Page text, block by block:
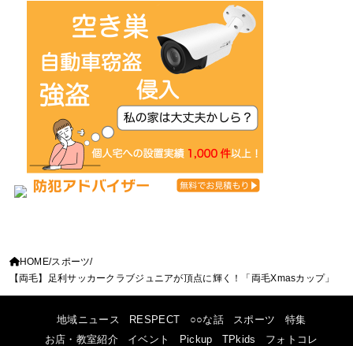
HOME スポーツ
【両毛】足利サッカークラブジュニアが頂点に輝く！「両毛Xmasカップ」
地域ニュース RESPECT ○○な話 スポーツ
特集
お店・教室紹介
イベント Pickup TPkids フォトコレ